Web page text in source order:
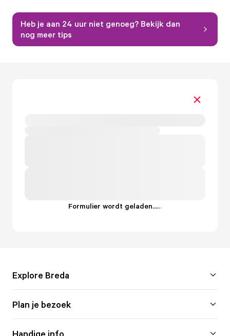
Heb je aan 24 uur niet genoeg? Bekijk dan
nog meer tips
Formulier wordt geladen......
Explore Breda
Plan je bezoek
Handige info